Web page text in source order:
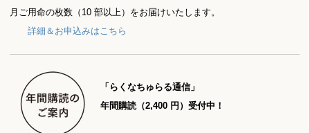
月ご用命の枚数（10 部以上）をお届けいたします。
詳細＆お申込みはこちら
「らくなちゅらる通信」
年間購読（2,400 円）受付中！